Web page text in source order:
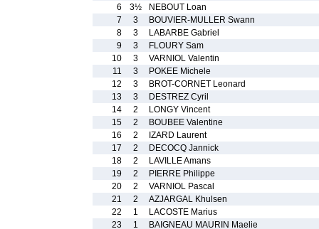
6
3½
NEBOUT Loan
7
3
BOUVIER-MULLER Swann
8
3
LABARBE Gabriel
9
3
FLOURY Sam
10
3
VARNIOL Valentin
11
3
POKEE Michele
12
3
BROT-CORNET Leonard
13
3
DESTREZ Cyril
14
2
LONGY Vincent
15
2
BOUBEE Valentine
16
2
IZARD Laurent
17
2
DECOCQ Jannick
18
2
LAVILLE Amans
19
2
PIERRE Philippe
20
2
VARNIOL Pascal
21
2
AZJARGAL Khulsen
22
1
LACOSTE Marius
23
1
BAIGNEAU MAURIN Maelie